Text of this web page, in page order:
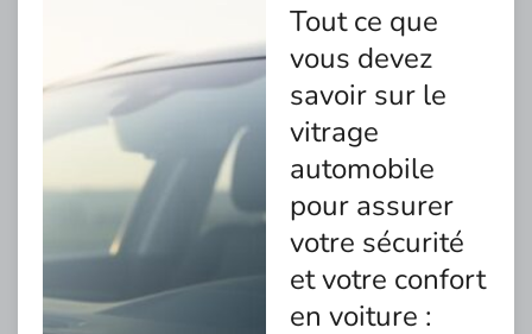
Tout ce que
vous devez
savoir sur le
vitrage
automobile
pour assurer
votre sécurité
et votre confort
en voiture :